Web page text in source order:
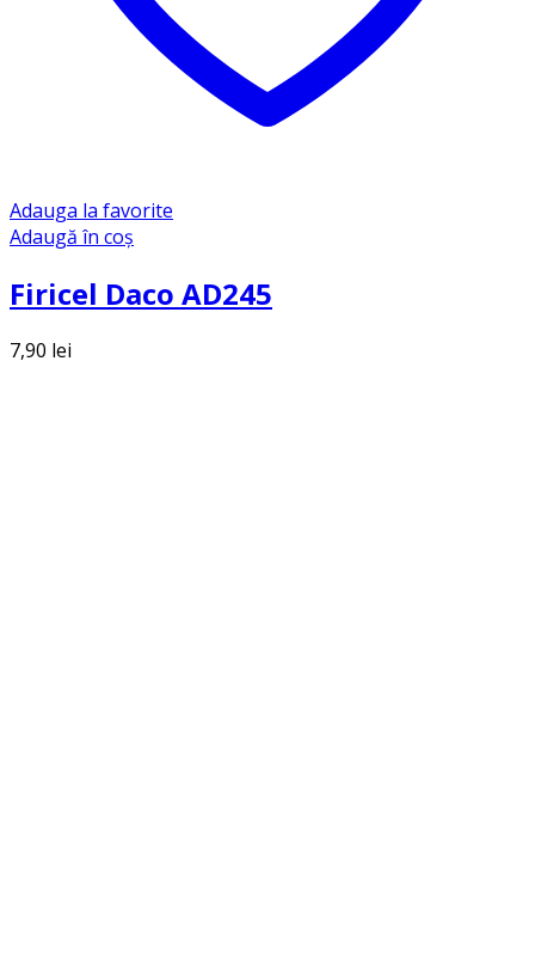
Adauga la favorite
Adaugă în coș
Firicel Daco AD245
7,90 lei